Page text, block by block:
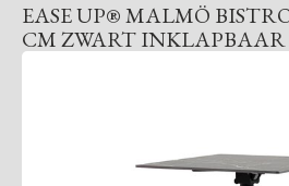
EASE UP® MALMÖ
CM ZWART INKLAPBAAR